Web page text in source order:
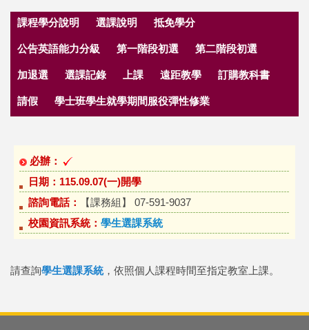
課程學分說明 選課說明 抵免學分
公告英語能力分級 第一階段初選 第二階段初選
加退選 選課記錄 上課 遠距教學 訂購教科書
請假 學士班學生就學期間服役彈性修業
必辦：
日期： 115.09.07(一)開學
諮詢電話：
【課務組】 07-591-9037
校園資訊系統： 學生選課系統
請查詢學生選課系統，依照個人課程時間至指定教室上課。